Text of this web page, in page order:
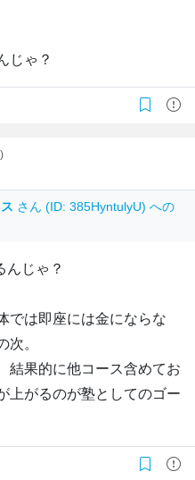
じゃ？
さん (ID: 385HyntulyU) への
んじゃ？
では即座には金にならな
次。
結果的に他コース含めてお
上がるのが塾としてのゴー